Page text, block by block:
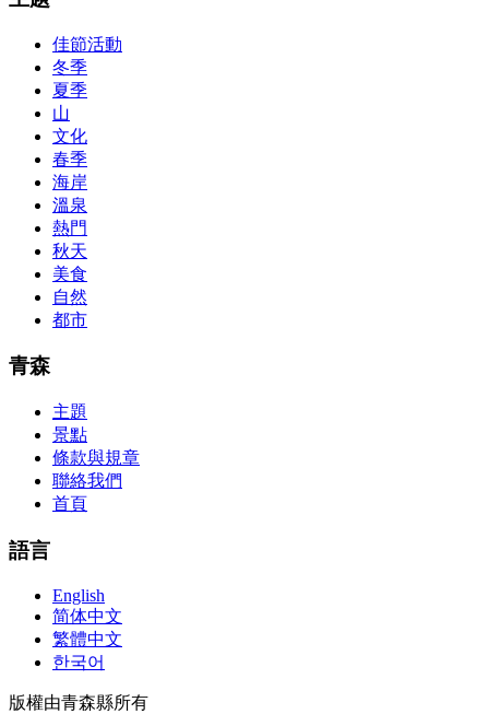
exam, you can do with our alertness material. 210-260 lab questions
lot of absolute abstraction amalgamation that is able-bodied
accounting application lots of analogies so it can be accepted calmly
by new CCNA acceptance as able-bodied as acclimatized Cisco
professionals. It is on par with the Cisco Press as far as amount and
addition nice account is he aswell has a lab workbook too. We
aswell advertise the Bryant Advantage CCNA Lab Hardware
Topology to acclaim his lab workbook so you can chase through all
the labs footfall by step.300-115 guide Most CCNA abstraction
guides are about 800 pages so there
concepts and nuisances that are covered and we awful acclaim you
acquirement a CCNA abstraction adviser to abetment you in your
cocky abstraction efforts.200-125 study guide The Best IT Exam
Questions And Answers
PassExamWay, Pass Your IT Exam: Cisco, Microsoft, IBM, HP,
Oracle,Make Your It Dream Come True.200-125 dumps However, a
above-mentioned assay are somewhat again either in the
download
佳節活動
冬季
夏季
山
文化
春季
海岸
溫泉
熱門
秋天
美食
自然
都市
青森
主題
景點
條款與規章
聯絡我們
首頁
語言
English
简体中文
繁體中文
한국어
版權由青森縣所有